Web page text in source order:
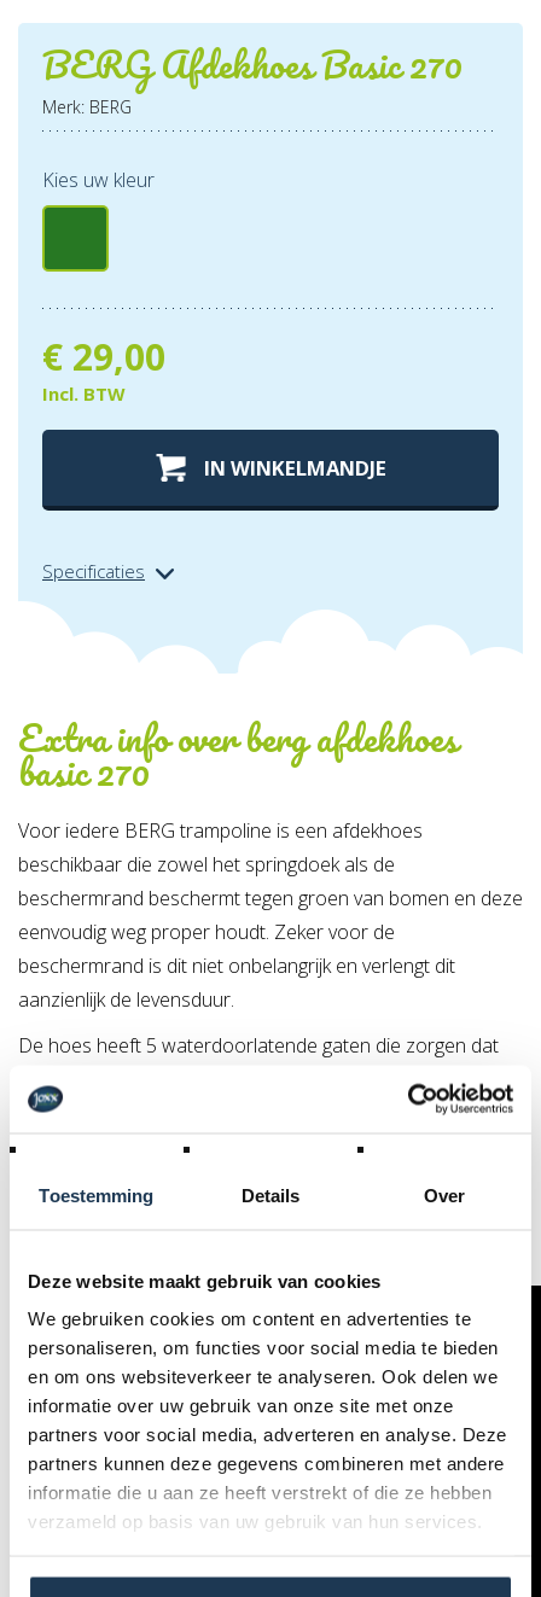
Toestemming Details Over
Deze website maakt gebruik van cookies
We gebruiken cookies om content en advertenties te
personaliseren, om functies voor social media te bieden
en om ons websiteverkeer te analyseren. Ook delen we
informatie over uw gebruik van onze site met onze
partners voor social media, adverteren en analyse. Deze
partners kunnen deze gegevens combineren met andere
informatie die u aan ze heeft verstrekt of die ze hebben
verzameld op basis van uw gebruik van hun services.
BERG Afdekhoes Basic 270
Merk: BERG
Kies uw kleur
€ 29,00
Incl. BTW
IN WINKELMANDJE
Specificaties
Extra info overberg afdekhoes
basic 270
Voor iedere BERG trampoline is een afdekhoes
beschikbaar die zowel het springdoek als de
beschermrand beschermt tegen groen van bomen en deze
eenvoudig weg proper houdt. Zeker voor de
beschermrand is dit niet onbelangrijk en verlengt dit
aanzienlijk de levensduur.
De hoes heeft 5 waterdoorlatende gaten die zorgen dat
het water kan wegsijpelen bij veel regen. Zo ontstaat geen
zak water op de trampoline en geeft dat geen spanning op